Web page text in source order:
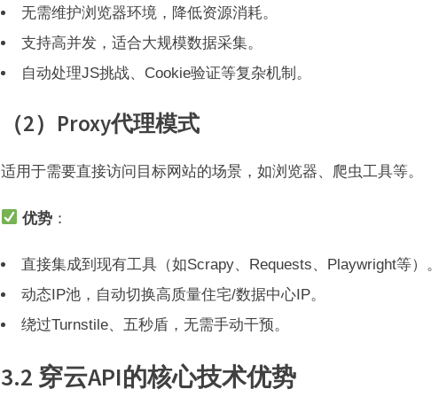
无需维护浏览器环境，降低资源消耗。
支持高并发，适合大规模数据采集。
自动处理JS挑战、Cookie验证等复杂机制。
（2）Proxy代理模式
适用于需要直接访问目标网站的场景，如浏览器、爬虫工具等。
优势 ：
直接集成到现有工具（如Scrapy、Requests、Playwright等）
动态IP池，自动切换高质量住宅/数据中心IP。
绕过Turnstile、五秒盾，无需手动干预。
3.2 穿云API的核心技术优势